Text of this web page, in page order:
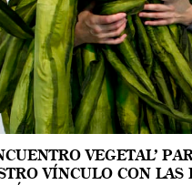
VEGETAL’
VÍNCULO CON LAS